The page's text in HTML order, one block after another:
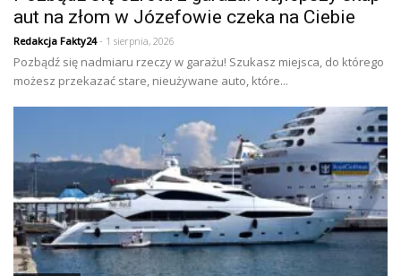
aut na złom w Józefowie czeka na Ciebie
Redakcja Fakty24- 1 sierpnia, 2026
Pozbądź się nadmiaru rzeczy w garażu! Szukasz miejsca, do którego
możesz przekazać stare, nieużywane auto, które...